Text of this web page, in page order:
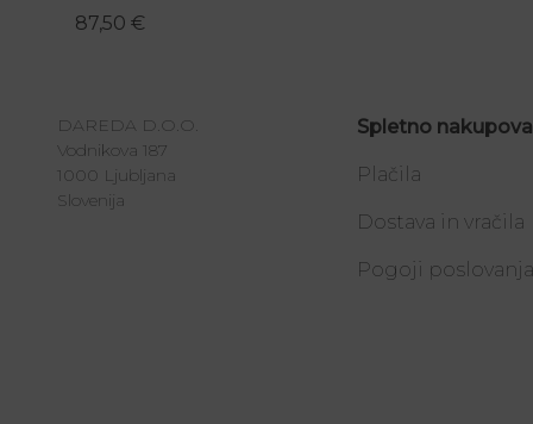
87,50 €
DAREDA D.O.O.
Vodnikova 187
1000 Ljubljana
Slovenija
Spletno
Plačila
Dostava in vračila
Pogoji poslovanja